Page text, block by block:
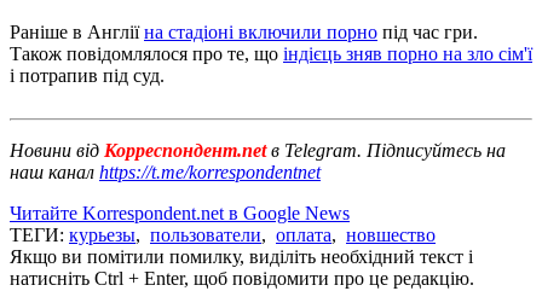
Раніше в Англіїна стадіоні включили порно під час гри.
Також повідомлялося про те, що індієць зняв порно на зло сім'ї
і потрапив під суд.
Новини від Корреспондент.netв Telegram. Підписуйтесь на
наш канал https://t.me/korrespondentnet
Читайте Korrespondent.net в Google News
ТЕГИ: курьезы, пользователи, оплата, новшество
Якщо ви помітили помилку, виділіть необхідний текст і
натисніть Ctrl + Enter, щоб повідомити про це редакцію.